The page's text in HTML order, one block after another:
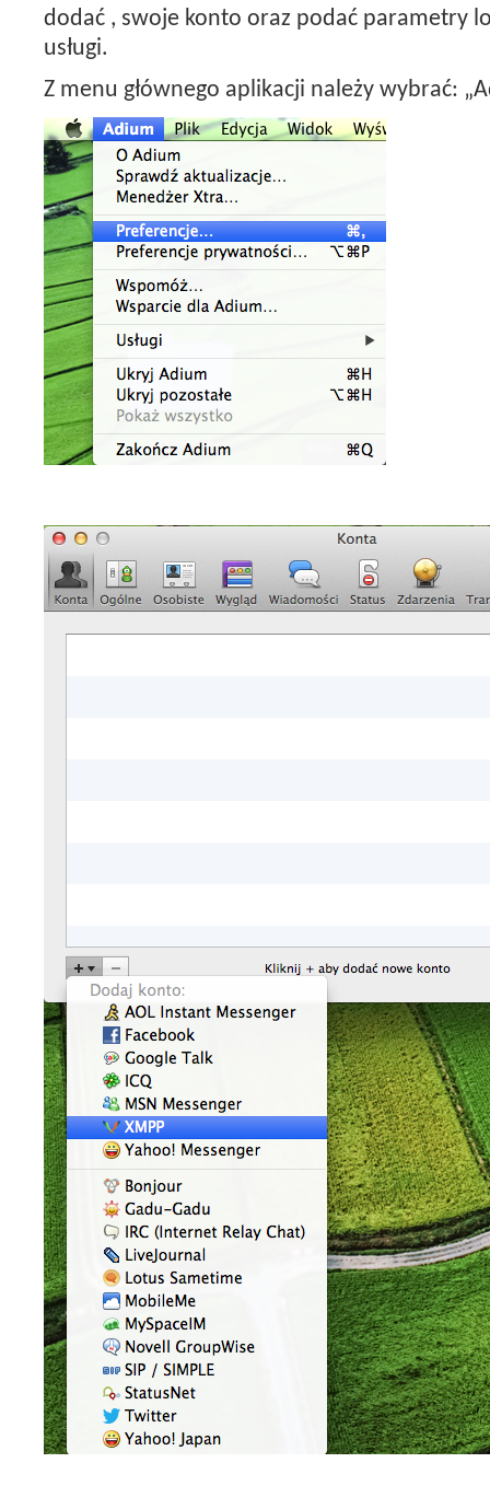
dodać , swoje konto oraz podać parametry
usługi.
Z menu głównego aplikacji należy wybrać: